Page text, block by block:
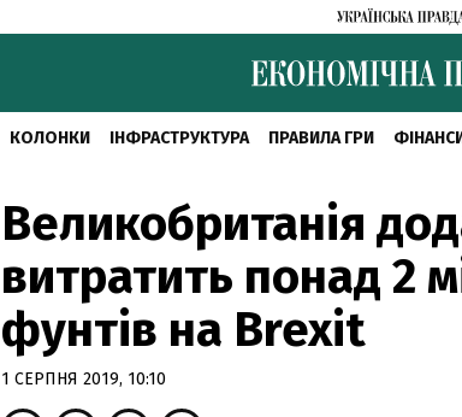
КОЛОНКИ ІНФРАСТРУКТУРА ПРАВИЛА ГРИ
Великобританія
витратить понад 2
фунтів на Brexit
1 СЕРПНЯ 2019, 10:10